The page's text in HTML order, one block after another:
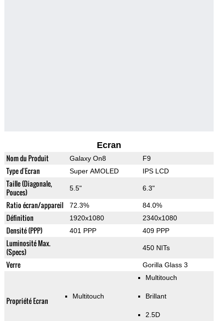
Ecran
Nom du Produit Galaxy On8 F9
Type d'Ecran Super AMOLED IPS LCD
Taille (Diagonale,
Pouces)
5.5" 6.3"
Ratio écran/appareil 72.3% 84.0%
Définition 1920x1080 2340x1080
Densité (PPP) 401 PPP 409 PPP
Luminosité Max.
(Specs)
450 NITs
Verre Gorilla Glass 3
Propriété Ecran Multitouch
Multitouch
Brillant
2.5D